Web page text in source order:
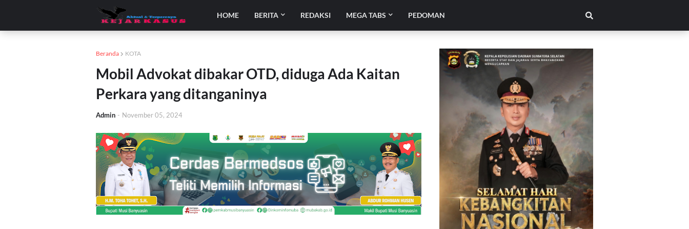
HOME BERITA REDAKSI MEGA TABS PEDOMAN
Beranda KOTA
Mobil Advokat dibakar OTD, diduga Ada Kaitan
Perkara yang ditanganinya
Admin - November 05, 2024